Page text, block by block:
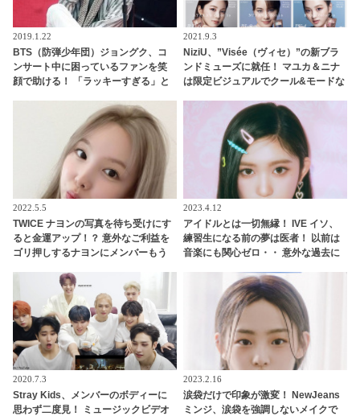
2019.1.22
BTS（防弾少年団）ジョングク、コ
ンサート中に困っているファンを笑
顔で助ける！ 「ラッキーすぎる」と
2021.9.3
NiziU、”Visée（ヴィセ）”の新ブラ
ンドミューズに就任！ マユカ＆ニナ
は限定ビジュアルでクール&モードな
2022.5.5
TWICE ナヨンの写真を待ち受けにす
ると金運アップ！？ 意外なご利益を
ゴリ押しするナヨンにメンバーもう
2023.4.12
アイドルとは一切無縁！ IVE イソ、
練習生になる前の夢は医者！ 以前は
音楽にも関心ゼロ・・ 意外な過去に
2020.7.3
Stray Kids、メンバーのボディーに
思わず二度見！ ミュージックビデオ
2023.2.16
涙袋だけで印象が激変！ NewJeans
ミンジ、涙袋を強調しないメイクで